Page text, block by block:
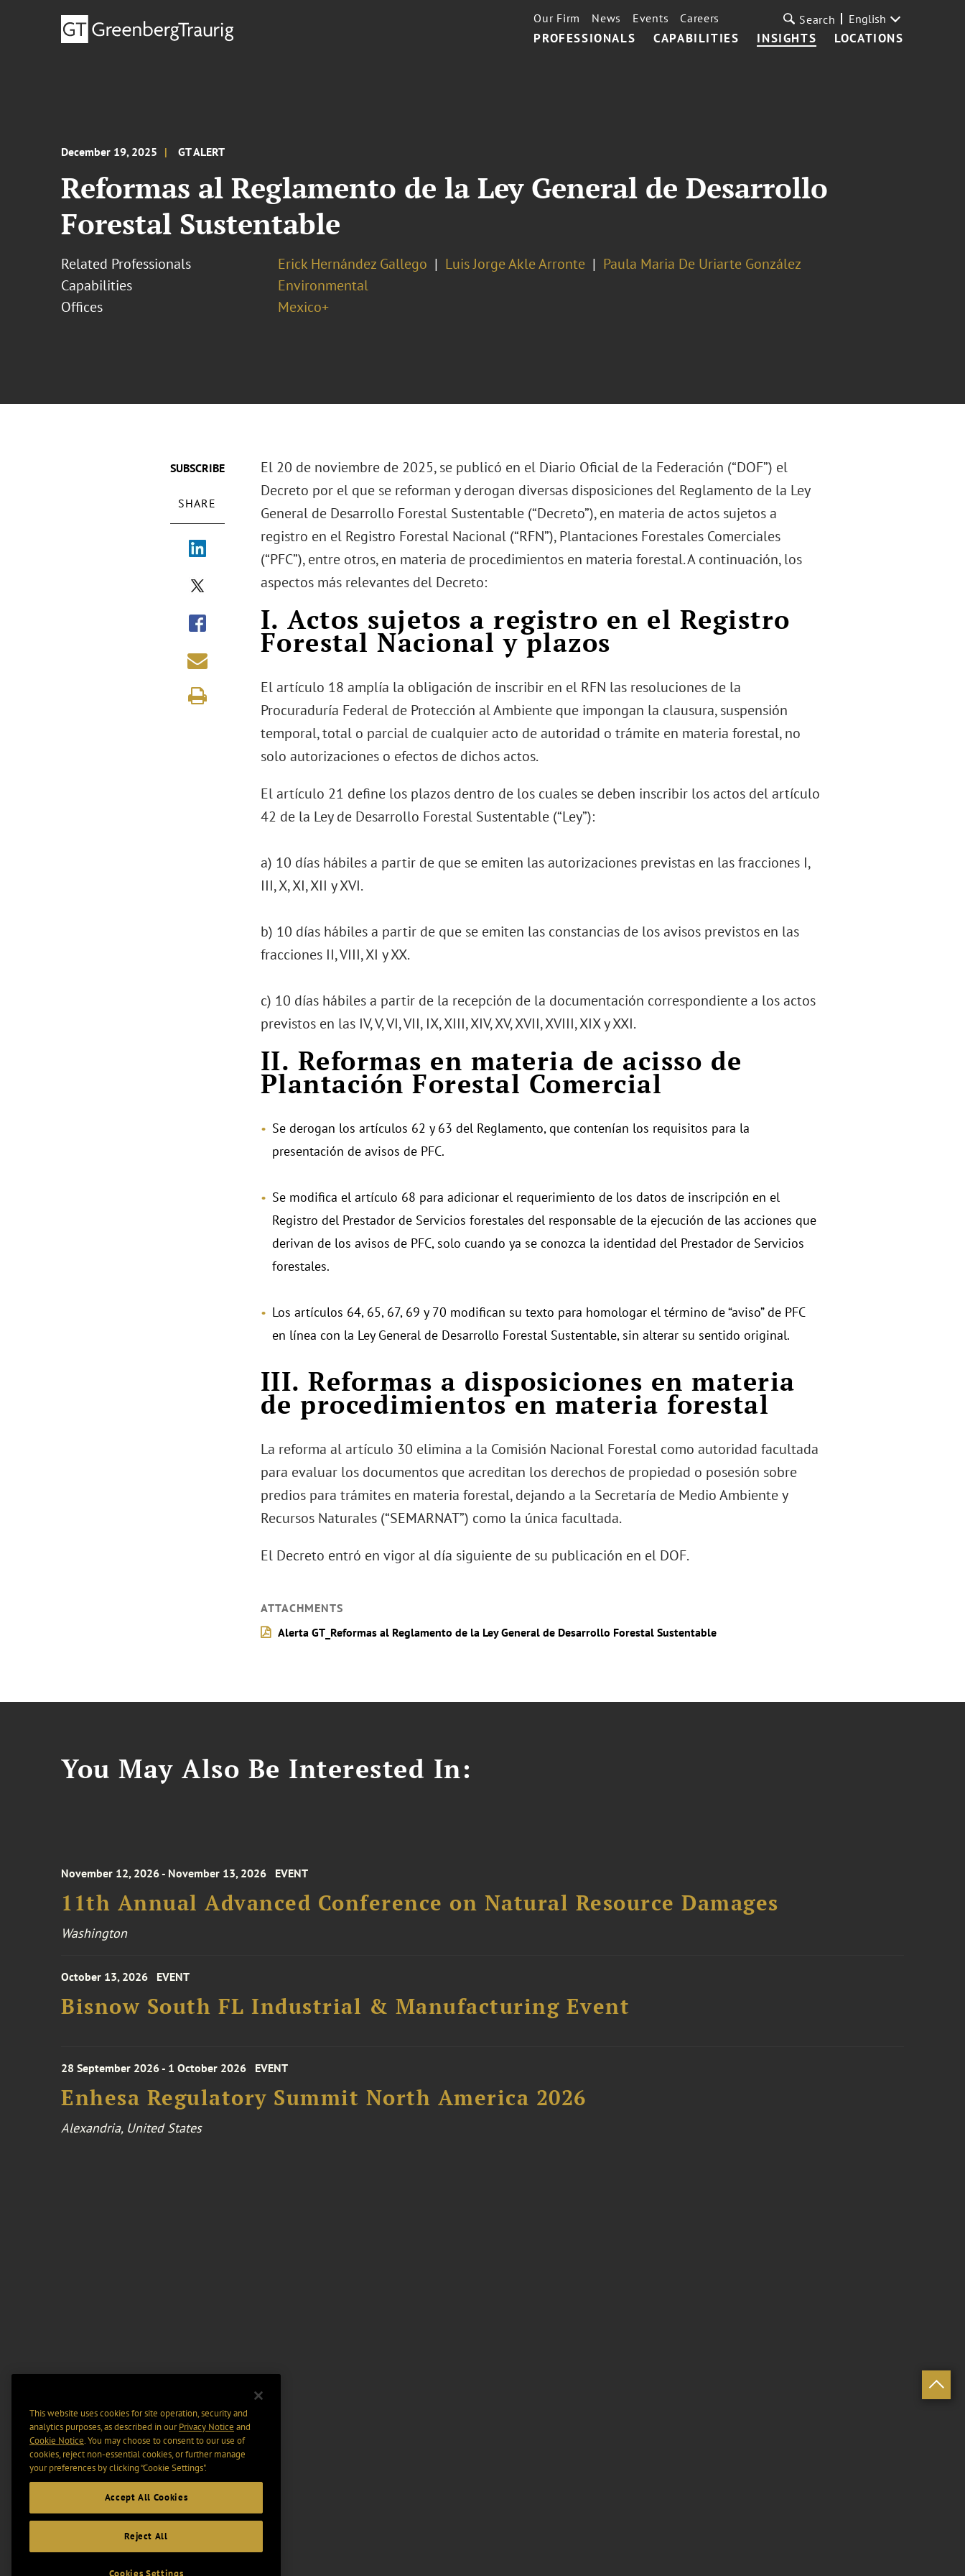
PROFESSIONALS CAPABILITIES INSIGHTS LOCATIONS
Our Firm News Events Careers Search English
December 19, 2025 GT ALERT
Reformas al Reglamento de la Ley General de Desarrollo
Forestal Sustentable
Related Professionals Erick Hernández Gallego Luis Jorge Akle Arronte
Paula Maria De Uriarte González
Capabilities
Environmental
Offices
Mexico+
SUBSCRIBE
SHARE
El 20 de noviembre de 2025, se publicó en el Diario Oficial de la Federación (“DOF”) el
Decreto por el que se reforman y derogan diversas disposiciones del Reglamento de la Ley
General de Desarrollo Forestal Sustentable (“Decreto”), en materia de actos sujetos a
registro en el Registro Forestal Nacional (“RFN”), Plantaciones Forestales Comerciales
(“PFC”), entre otros, en materia de procedimientos en materia forestal. A continuación, los
aspectos más relevantes del Decreto:
I. Actos sujetos a registro en el Registro
Forestal Nacional y plazos
El artículo 18 amplía la obligación de inscribir en el RFN las resoluciones de la
Procuraduría Federal de Protección al Ambiente que impongan la clausura, suspensión
temporal, total o parcial de cualquier acto de autoridad o trámite en materia forestal, no
solo autorizaciones o efectos de dichos actos.
El artículo 21 define los plazos dentro de los cuales se deben inscribir los actos del artículo
42 de la Ley de Desarrollo Forestal Sustentable (“Ley”):
a) 10 días hábiles a partir de que se emiten las autorizaciones previstas en las fracciones I,
III, X, XI, XII y XVI.
b) 10 días hábiles a partir de que se emiten las constancias de los avisos previstos en las
fracciones II, VIII, XI y XX.
c) 10 días hábiles a partir de la recepción de la documentación correspondiente a los actos
previstos en las IV, V, VI, VII, IX, XIII, XIV, XV, XVII, XVIII, XIX y XXI.
II. Reformas en materia de acisso de
Plantación Forestal Comercial
Se derogan los artículos 62 y 63 del Reglamento, que contenían los requisitos para la
presentación de avisos de PFC.
Se modifica el artículo 68 para adicionar el requerimiento de los datos de inscripción en el
Registro del Prestador de Servicios forestales del responsable de la ejecución de las acciones que
derivan de los avisos de PFC, solo cuando ya se conozca la identidad del Prestador de Servicios
forestales.
Los artículos 64, 65, 67, 69 y 70 modifican su texto para homologar el término de “aviso” de PFC
en línea con la Ley General de Desarrollo Forestal Sustentable, sin alterar su sentido original.
III. Reformas a disposiciones en materia
de procedimientos en materia forestal
La reforma al artículo 30 elimina a la Comisión Nacional Forestal como autoridad facultada
para evaluar los documentos que acreditan los derechos de propiedad o posesión sobre
predios para trámites en materia forestal, dejando a la Secretaría de Medio Ambiente y
Recursos Naturales (“SEMARNAT”) como la única facultada.
El Decreto entró en vigor al día siguiente de su publicación en el DOF.
ATTACHMENTS
Alerta GT_Reformas al Reglamento de la Ley General de Desarrollo Forestal Sustentable
You May Also Be Interested In:
November 12, 2026 - November 13, 2026 EVENT
11th Annual Advanced Conference on Natural Resource Damages
Washington
October 13, 2026 EVENT
Bisnow South FL Industrial & Manufacturing Event
28 September 2026 - 1 October 2026 EVENT
Enhesa Regulatory Summit North America 2026
Alexandria, United States
This website uses cookies for site operation, security and
analytics purposes, as described in ourPrivacy Notice and
Cookie Notice. You may choose to consent to our use of
cookies, reject non-essential cookies, or further manage
your preferences by clicking “Cookie Settings".
Accept All Cookies
Reject All